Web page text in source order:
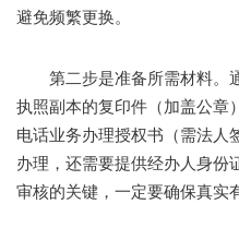
避免频繁更换。
第二步是准备所需材料。
执照副本的复印件（加盖公章
电话业务办理授权书（需法人
办理，还需要提供经办人身份
审核的关键，一定要确保真实